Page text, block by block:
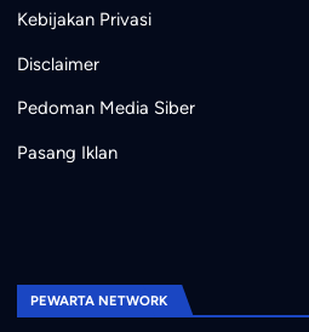
Kebijakan Privasi
Disclaimer
Pedoman Media Siber
Pasang Iklan
PEWARTA NETWORK